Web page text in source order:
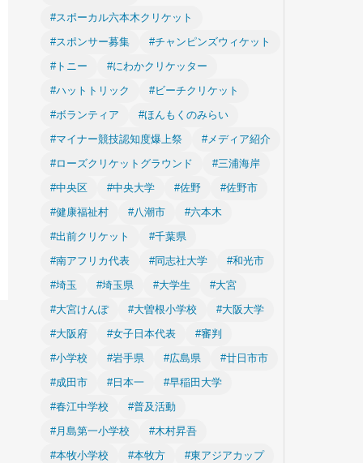
#スポーカル六本木クリケット
#スポンサー募集
#チャンピンズウィケット
#トニー
#にわかクリケッター
#ハットトリック
#ビーチクリケット
#ボランティア
#ほんもくのみらい
#マイナー競技認知度爆上祭
#メディア紹介
#ローズクリケットグラウンド
#三浦海岸
#中央区
#中央大学 #佐野
#佐野市
#健康福祉村
#八潮市
#六本木
#出前クリケット
#千葉県
#南アフリカ代表
#同志社大学
#和光市
#埼玉
#埼玉県 #大学生
#大宮
#大宮けんぽ
#大曽根小学校
#大阪大学
#大阪府
#女子日本代表
#審判
#小学校
#岩手県 #広島県
#廿日市市
#成田市
#日本一
#早稲田大学
#春江中学校
#普及活動
#月島第一小学校
#木村昇吾
#本牧小学校
#本牧方
#東アジアカップ